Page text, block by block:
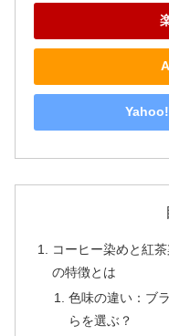
コーヒー染めと紅
の特徴とは
色味の違い：ブ
らを選ぶ？